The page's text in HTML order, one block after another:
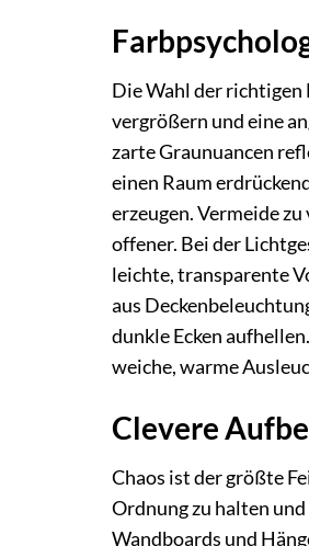
Die Wahl der richtigen
vergrößern und eine
zarte Graunuancen
einen Raum
erzeugen. Vermeide
offener. Bei der
leichte, transparente
aus
dunkle Ecken
weiche, warme
Clevere
Chaos ist der größte
Ordnung zu halten
Wandboards und